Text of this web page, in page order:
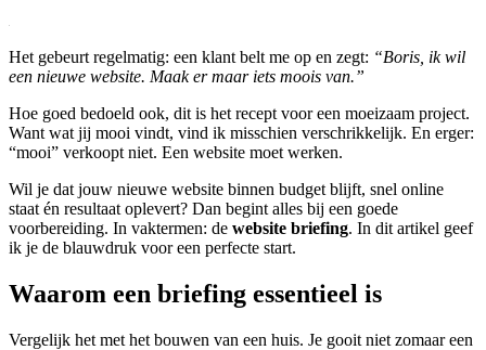
Het gebeurt regelmatig: een klant belt me op en zegt: “Boris, ik wil
een nieuwe website. Maak er maar iets moois van.”
Hoe goed bedoeld ook, dit is het recept voor een moeizaam project.
Want wat jij mooi vindt, vind ik misschien verschrikkelijk. En erger:
“mooi” verkoopt niet. Een website moet werken.
Wil je dat jouw nieuwe website binnen budget blijft, snel online
staat én resultaat oplevert? Dan begint alles bij een goede
voorbereiding. In vaktermen: de website briefing. In dit artikel geef
ik je de blauwdruk voor een perfecte start.
Waarom een briefing essentieel is
Vergelijk het met het bouwen van een huis. Je gooit niet zomaar een